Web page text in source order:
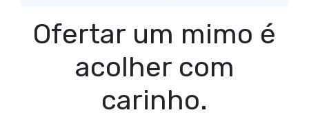
Ofertar um mimo é
acolher com
carinho.